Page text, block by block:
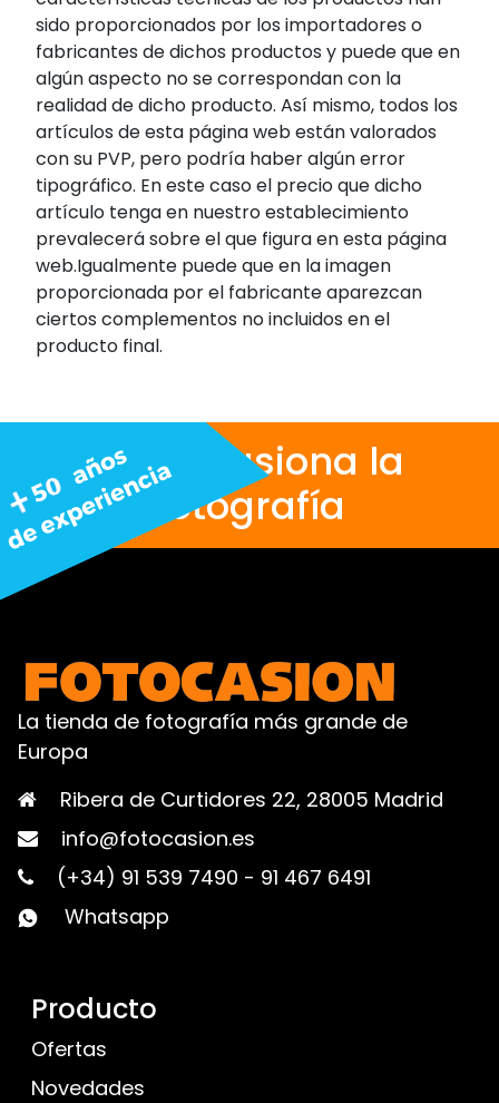
sido proporcionados por los importadores o
fabricantes de dichos productos y puede que en
algún aspecto no se correspondan con la
realidad de dicho producto. Así mismo, todos los
artículos de esta página web están valorados
con su PVP, pero podría haber algún error
tipográfico. En este caso el precio que dicho
artículo tenga en nuestro establecimiento
prevalecerá sobre el que figura en esta página
web.Igualmente puede que en la imagen
proporcionada por el fabricante aparezcan
ciertos complementos no incluidos en el
producto final.
Nos apasiona la
fotografía
La tienda de fotografía más grande de
Europa
Ribera de Curtidores 22, 28005 Madrid
info@fotocasion.es
(+34) 91 539 7490 - 91 467 6491
Whatsapp
Producto
Ofertas
Novedades